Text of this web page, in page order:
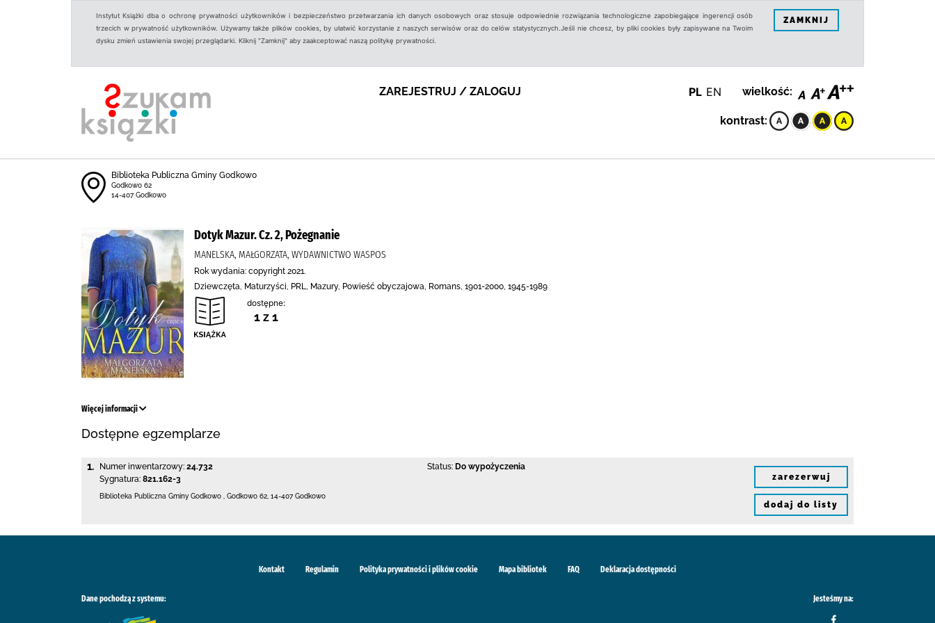
Instytut Książki dba o ochronę prywatności użytkowników i bezpieczeństwo przetwarzania ich danych osobowych oraz stosuje odpowiednie rozwiązania technologiczne zapobiegające ingerencji osób
trzecich w prywatność użytkowników. Używamy także plików cookies, by ułatwić korzystanie z naszych serwisów oraz do celów statystycznych.Jeśli nie chcesz, by pliki cookies były zapisywane na Twoim
dysku zmień ustawienia swojej przeglądarki. Kliknij "Zamknij" aby zaakceptować naszą politykę prywatności.
ZAMKNIJ
ZAREJESTRUJ / ZALOGUJ PL EN wielkość:
kontrast:
Biblioteka Publiczna Gminy Godkowo
Godkowo 62
14-407 Godkowo
Dotyk Mazur. Cz. 2, Pożegnanie
MANELSKA, MAŁGORZATA, WYDAWNICTWO WASPOS
Rok wydania: copyright 2021.
Dziewczęta, Maturzyści, PRL, Mazury, Powieść obyczajowa, Romans, 1901-2000, 1945-1989
dostępne:
1 z 1
Więcej informacji
Dostępne egzemplarze
1. Numer inwentarzowy: 24.732
Sygnatura: 821.162-3
Status: Do wypożyczenia
Biblioteka Publiczna Gminy Godkowo Godkowo 62 14-407 Godkowo
zarezerwuj
dodaj do listy
Kontakt Regulamin Polityka prywatności i plików cookie Mapa bibliotek FAQ Deklaracja dostępności
Dane pochodzą z systemu: Jesteśmy na: